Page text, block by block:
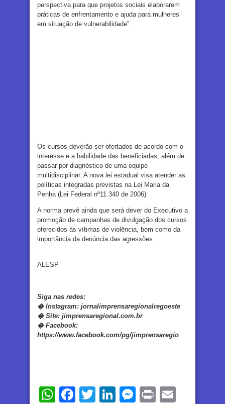
perspectiva para que projetos sociais elaborarem
práticas de enfrentamento e ajuda para mulheres
em situação de vulnerabilidade”.
Os cursos deverão ser ofertados de acordo com o
interesse e a habilidade das beneficiadas, além de
passar por diagnóstico de uma equipe
multidisciplinar. A nova lei estadual visa atender as
políticas integradas previstas na Lei Maria da
Penha (Lei Federal nº11.340 de 2006).
A norma prevê ainda que será dever do Executivo a
promoção de campanhas de divulgação dos cursos
oferecidos às vítimas de violência, bem como da
importância da denúncia das agressões.
ALESP
Siga nas redes:
�Instagram: jornalimprensaregionalregoeste
�Site: jimprensaregional.com.br
�Facebook:
https://www.facebook.com/pg/jimprensaregio
WhatsApp
Facebook
TwitterLinkedIn
Messenger
Print